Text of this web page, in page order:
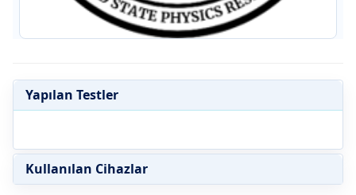
Yapılan Testler
Kullanılan Cihazlar